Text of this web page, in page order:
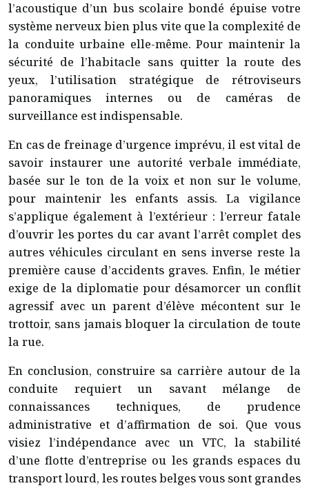
l’acoustique d’un bus scolaire bondé épuise votre
système nerveux bien plus vite que la complexité de
la conduite urbaine elle-même. Pour maintenir la
sécurité de l’habitacle sans quitter la route des
yeux, l’utilisation stratégique de rétroviseurs
panoramiques internes ou de caméras de
surveillance est indispensable.
En cas de freinage d’urgence imprévu, il est vital de
savoir instaurer une autorité verbale immédiate,
basée sur le ton de la voix et non sur le volume,
pour maintenir les enfants assis. La vigilance
s’applique également à l’extérieur : l’erreur fatale
d’ouvrir les portes du car avant l’arrêt complet des
autres véhicules circulant en sens inverse reste la
première cause d’accidents graves. Enfin, le métier
exige de la diplomatie pour désamorcer un conflit
agressif avec un parent d’élève mécontent sur le
trottoir, sans jamais bloquer la circulation de toute
la rue.
En conclusion, construire sa carrière autour de la
conduite requiert un savant mélange de
connaissances techniques, de prudence
administrative et d’affirmation de soi. Que vous
visiez l’indépendance avec un VTC, la stabilité
d’une flotte d’entreprise ou les grands espaces du
transport lourd, les routes belges vous sont grandes